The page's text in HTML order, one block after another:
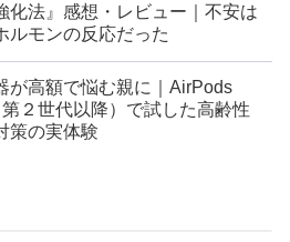
化法』感想・レビュー｜不安は
ルモンの反応だった
が高額で悩む親に｜AirPods
第２世代以降）で試した高齢性
策の実体験